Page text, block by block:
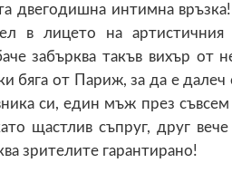
двегодишна интимна
в лицето на
забърква такъв вихър
бяга от Париж, за да е
си, един мъж през съвсем
щастлив съпруг, друг
зрителите гарантирано!